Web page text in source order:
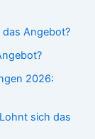
Angebot?
2026:
sich das